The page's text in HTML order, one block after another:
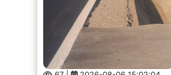
67 | 2026-08-06 15:02:04
Като част от общия Устройствен